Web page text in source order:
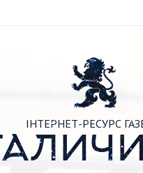

ІНТЕРНЕТ-РЕСУРС